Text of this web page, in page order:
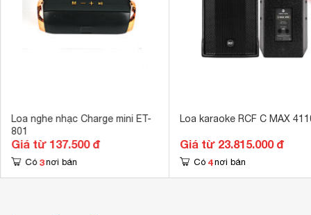
Loa nghe nhạc Charge mini ET-
801
Giá từ 137.500 đ
Có 3 nơi bán
Loa karaoke RCF C MAX
Giá từ 23.815.000 đ
Có 4 nơi bán